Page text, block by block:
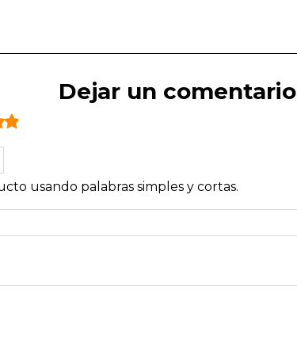
Dejar un comentario
usando palabras simples y cortas.